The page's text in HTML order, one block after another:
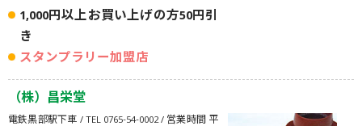
1,000円以上お買い上げの方50円引
き
スタンプラリー加盟店
（株）昌栄堂
電鉄黒部駅下車 / TEL 0765-54-0002 / 営業時間 平